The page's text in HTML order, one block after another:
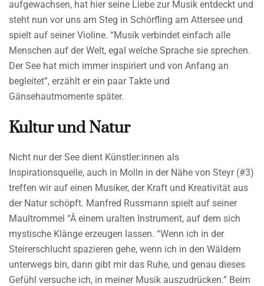
aufgewachsen, hat hier seine Liebe zur Musik entdeckt und
steht nun vor uns am Steg in Schörfling am Attersee und
spielt auf seiner Violine. “Musik verbindet einfach alle
Menschen auf der Welt, egal welche Sprache sie sprechen.
Der See hat mich immer inspiriert und von Anfang an
begleitet”, erzählt er ein paar Takte und
Gänsehautmomente später.
Kultur und Natur
Nicht nur der See dient Künstler:innen als
Inspirationsquelle, auch in Molln in der Nähe von Steyr (#3)
treffen wir auf einen Musiker, der Kraft und Kreativität aus
der Natur schöpft. Manfred Russmann spielt auf seiner
Maultrommel “Â einem uralten Instrument, auf dem sich
mystische Klänge erzeugen lassen. “Wenn ich in der
Steirerschlucht spazieren gehe, wenn ich in den Wäldern
unterwegs bin, dann gibt mir das Ruhe, und genau dieses
Gefühl versuche ich, in meiner Musik auszudrücken.” Beim